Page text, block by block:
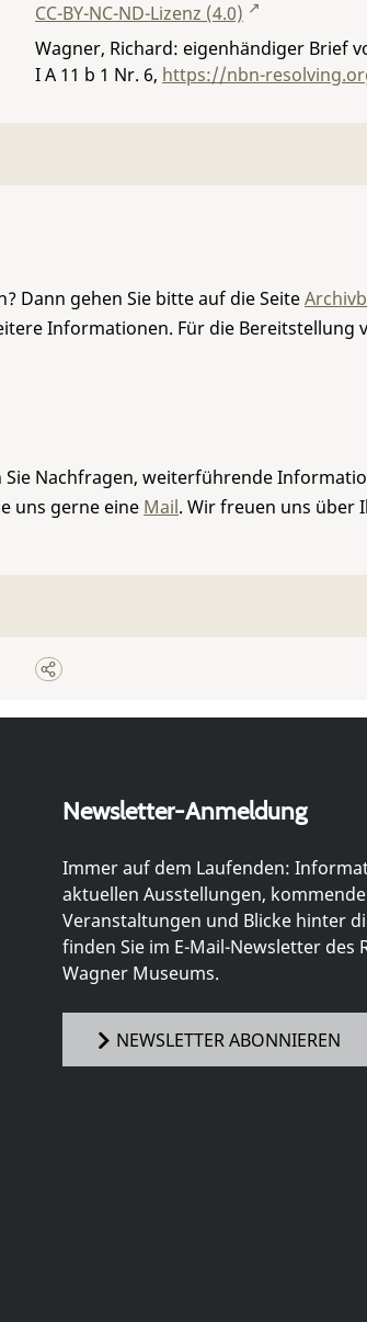
CC-BY-NC-ND-Lizenz (4.0)
Wagner, Richard: eigenhändiger Brief
I A 11 b 1 Nr. 6, https://nbn-
Dann gehen Sie bitte auf die Seite
Informationen. Für die
Nachfragen, weiterführende
uns gerne eine Mail. Wir freuen uns über
Newsletter-Anmeldung
Immer auf dem Laufenden:
aktuellen Ausstellungen,
Veranstaltungen und Blicke hinter
finden Sie im E-Mail-Newsletter des
Wagner Museums.
NEWSLETTER ABONNIEREN